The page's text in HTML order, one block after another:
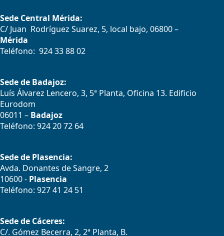
Sede Central Mérida:
C/ Juan Rodríguez Suarez, 5, local bajo, 06800 –
Mérida
Teléfono: 924 33 88 02
Sede de Badajoz:
Luís Álvarez Lencero, 3, 5ª Planta, Oficina 13. Edificio
Eurodom
06011 – Badajoz
Teléfono: 924 20 72 64
Sede de Plasencia:
Avda. Donantes de Sangre, 2
10600 - Plasencia
Teléfono: 927 41 24 51
Sede de Cáceres:
C/. Gómez Becerra, 2, 2ª Planta, B.